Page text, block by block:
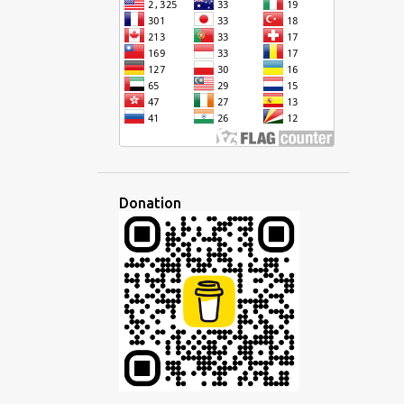
CURSIVE DÉFI DÉMOCRATIQUE
DÉVELOPPEMENT DISCOURS
DISCUSSION DISPARITÉ
ÉCHANGE ÉCOLE ÉCONOMIE
ÉCOUTER ÉCRIRE
EFFACEMENT CULTUREL
EMPLOI EN LIGNE ENSEIGNANT
ENSEIGNEMENT ENTREPRISE
ESPAGNOL ESPERANTISTO
ESPÉRANTO ESPRIT
ÉTAT D'ESPRIT ETHNIQUE
ÉTRANGER ÉTRANGERS ÉTUDE
Donation